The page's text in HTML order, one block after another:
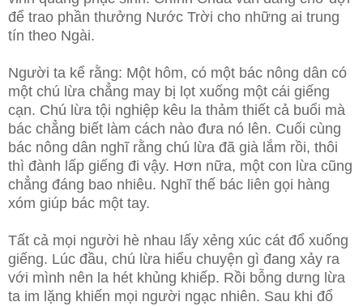
để trao phần thưởng Nước Trời cho những ai trung
tín theo Ngài.
Người ta kể rằng: Một hôm, có một bác nông dân có
một chú lừa chẳng may bị lọt xuống một cái giếng
cạn. Chú lừa tội nghiệp kêu la thảm thiết cả buổi mà
bác chẳng biết làm cách nào đưa nó lên. Cuối cùng
bác nông dân nghĩ rằng chú lừa đã già lắm rồi, thôi
thì đành lấp giếng đi vậy. Hơn nữa, một con lừa cũng
chẳng đáng bao nhiêu. Nghĩ thế bác liên gọi hàng
xóm giúp bác một tay.
Tất cả mọi người hè nhau lấy xẻng xúc cát đổ xuống
giếng. Lúc đầu, chú lừa hiểu chuyện gì đang xảy ra
với mình nên la hét khủng khiếp. Rồi bỗng dưng lừa
ta im lặng khiến mọi người ngạc nhiên. Sau khi đổ